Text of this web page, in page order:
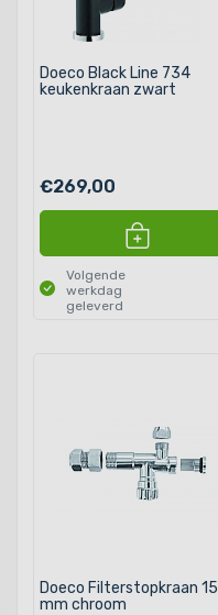
Doeco Black Line 734
keukenkraan zwart
€269,00
Volgende
werkdag
geleverd
Doeco Filterstopkraan 15
mm chroom